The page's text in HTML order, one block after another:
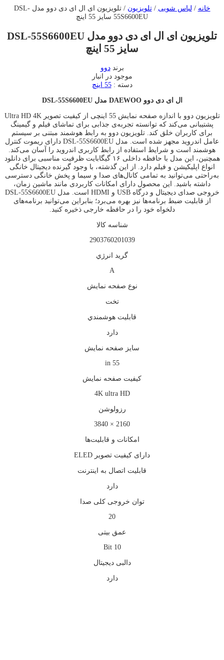
خانه / لباس شویی /تلویزیون
/ تلویزیون ای ال ای دی دوو مدل DSL-
55S6600EU سایز 55 اینچ
تلویزیون ای ال ای دی دوو مدل DSL-55S6600EU
سایز 55 اینچ
برنددوو
موجود در انبار
دسته :55 اینچ
ال ای دی دوو DAEWOO مدل DSL-55S6600EU
تلویزیون دوو با اندازه صفحه نمایش 55 اینچی از کیفیت تصویر Ultra HD 4K
پشتیبانی می‌کند که توانسته تجربه‌‌ی جذابی برای تماشای فیلم‌ و گیمینگ
برای کاربران خلق کند. تلویزیون دوو به رابط هوشمند مبتنی بر سیستم
عامل اندروید مجهز شده است. مدل DSL-55S6600EU دارای ریموت کنترل
هوشمند است و شرایط استفاده از رابط کاربری اندروید را آسان می‌کند.
همچنین، این مدل با حافظه داخلی ۱۶ گیگابایت ظرفیت مناسبی برای دانلود
انواع اپلیکیشن‌ و فیلم دارد. از این گذشته، با وجود گیرنده دیجیتال خانگی
به‌راحتی می‌توانید به تمامی کانال‌های صدا و سیما و پخش خانگی دسترسی
داشته باشید. این محصول دارای امکانات کاربردی مانند ماشین زمان،
خروجی صدای دیجیتال و درگاه USB و HDMI است. مدل DSL-55S6600EU
از قابلیت ضبط برنامه‌ها نیز بهره می‌برد؛ بنابراین می‌توانید برنامه‌های
دلخواه خود را در حافظه خارجی ذخیره کنید.
شناسه کالا
2903760201039
گريد انرژي
A
نوع صفحه نمايش
تخت
قابليت هوشمندي
دارد
سايز صفحه نمايش
55 in
كيفيت صفحه نمايش
4K ultra HD
رزولوشن
2160 × 3840
امکانات و قابلیت‌ها
دارای کیفیت تصویر ELED
قابليت اتصال به اينترنت
دارد
توان خروجی کلی صدا
20
عمق بیتی
10 Bit
دالبی دیجیتال
دارد